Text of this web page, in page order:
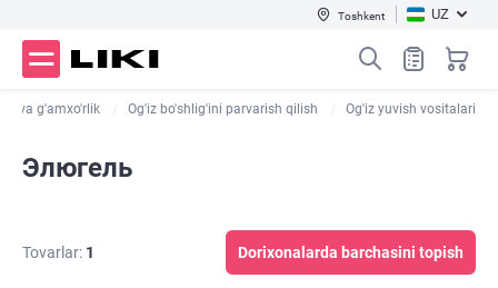
Toshkent UZ
va g'amxo'rlik Og'iz bo'shlig'ini parvarish qilish Og'iz yuvish vositalari
Элюгель
Tovarlar: 1 Dorixonalarda barchasini topish